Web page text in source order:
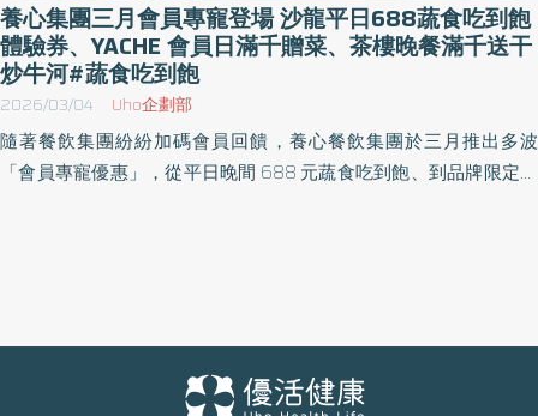
養心集團三月會員專寵登場 沙龍平日688蔬食吃到飽
體驗券、YACHE 會員日滿千贈菜、茶樓晚餐滿千送干
炒牛河#蔬食吃到飽
2026/03/04 Uho企劃部
隨著餐飲集團紛紛加碼會員回饋，養心餐飲集團於三月推出多波
「會員專寵優惠」，從平日晚間 688 元蔬食吃到飽、到品牌限定會
蔬食 688 吃到飽體驗券】，內用即可享「當桌／每人 688 元吃到